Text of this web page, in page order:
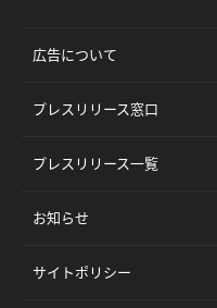
広告について
プレスリリース窓口
プレスリリース一覧
お知らせ
サイトポリシー